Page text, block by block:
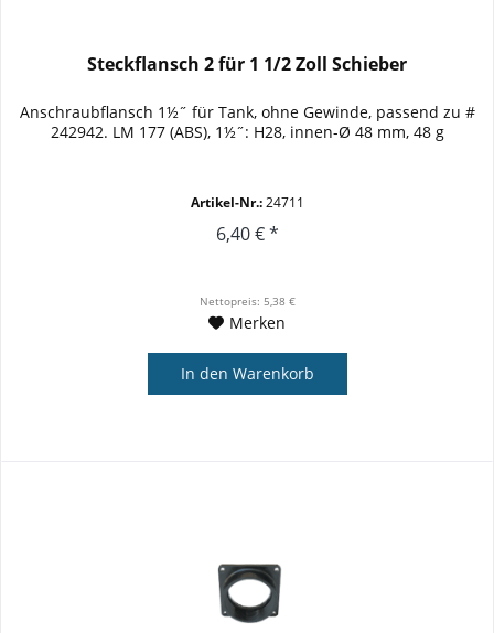
Steckflansch 2 für 1 1/2 Zoll Schieber
Anschraubflansch 1½˝ für Tank, ohne Gewinde, passend zu #
242942. LM 177 (ABS), 1½˝: H28, innen-Ø 48 mm, 48 g
Artikel-Nr.:24711
6,40 € *
Nettopreis: 5,38 €
Merken
In den Warenkorb